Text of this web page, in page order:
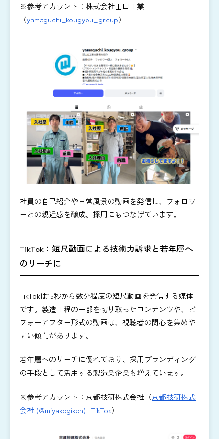
※参考アカウント：株式会社山口工業
（yamaguchi_kougyou_group）
社員の自己紹介や日常風景の動画を発信し、フォロワ
ーとの親近感を醸成。採用にもつなげています。
TikTok：短尺動画による技術力訴求と若年層へ
のリーチに
TikTokは15秒から数分程度の短尺動画を発信する媒体
です。製造工程の一部を切り取ったコンテンツや、ビ
フォーアフター形式の動画は、視聴者の関心を集めや
すい傾向があります。
若年層へのリーチに優れており、採用ブランディング
の手段として活用する製造業企業も増えています。
※参考アカウント：京都技研株式会社（京都技研株式
会社 (@miyakogiken) | TikTok）